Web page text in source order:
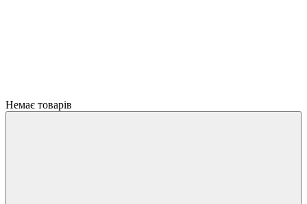
Немає товарів